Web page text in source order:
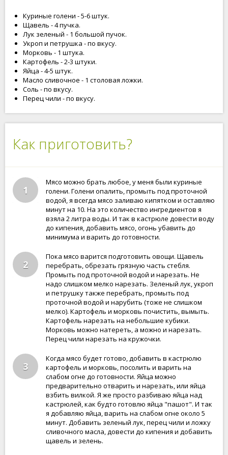
Куриные голени - 5-6 штук.
Щавель - 4 пучка.
Лук зеленый - 1 большой пучок.
Укроп и петрушка - по вкусу.
Морковь - 1 штука.
Картофель - 2-3 штуки.
Яйца - 4-5 штук.
Масло сливочное - 1 столовая ложки.
Соль - по вкусу.
Перец чили - по вкусу.
Как приготовить?
1
Мясо можно брать любое, у меня были куриные
голени. Голени опалить, промыть под проточной
водой, я всегда мясо заливаю кипятком и оставляю
минут на 10. На это количество ингредиентов я
взяла 2 литра воды. И так в кастрюле довести воду
до кипения, добавить мясо, огонь убавить до
минимума и варить до готовности.
2
Пока мясо варится подготовить овощи. Щавель
перебрать, обрезать грязную часть стебля.
Промыть под проточной водой и нарезать. Не
надо слишком мелко нарезать. Зеленый лук, укроп
и петрушку также перебрать, промыть под
проточной водой и нарубить (тоже не слишком
мелко). Картофель и морковь почистить, вымыть.
Картофель нарезать на небольшие кубики.
Морковь можно натереть, а можно и нарезать.
Перец чили нарезать на кружочки.
3
Когда мясо будет готово, добавить в кастрюлю
картофель и морковь, посолить и варить на
слабом огне до готовности. Яйца можно
предварительно отварить и нарезать, или яйца
взбить вилкой. Я же просто разбиваю яйца над
кастрюлей, как будто готовлю яйца "пашот". И так
я добавляю яйца, варить на слабом огне около 5
минут. Добавить зеленый лук, перец чили и ложку
сливочного масла, довести до кипения и добавить
щавель и зелень.